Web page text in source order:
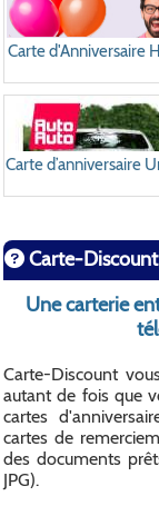
Carte d'Anniversaire
Carte d’anniversaire
Carte-
Une carterie
Carte-Discount
autant de fois que
cartes
cartes de
des documents
JPG).